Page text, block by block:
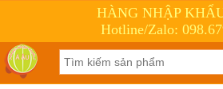
HÀNG NHẬP
Hotline/Zalo: